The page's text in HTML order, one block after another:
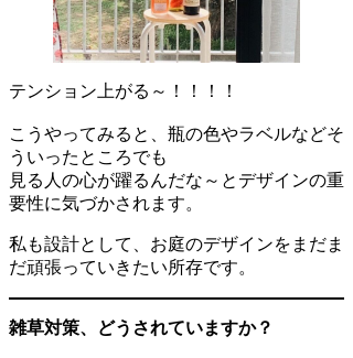
テンション上がる～！！！！
こうやってみると、瓶の色やラベルなどそ
ういったところでも
見る人の心が躍るんだな～とデザインの重
要性に気づかされます。
私も設計として、お庭のデザインをまだま
だ頑張っていきたい所存です。
雑草対策、どうされていますか？